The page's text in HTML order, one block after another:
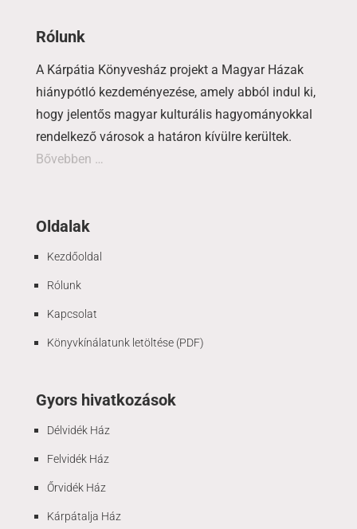
Rólunk
A Kárpátia Könyvesház projekt a Magyar Házak
hiánypótló kezdeményezése, amely abból indul ki,
hogy jelentős magyar kulturális hagyományokkal
rendelkező városok a határon kívülre kerültek.
Bővebben …
Oldalak
Kezdőoldal
Rólunk
Kapcsolat
Könyvkínálatunk letöltése (PDF)
Gyors hivatkozások
Délvidék Ház
Felvidék Ház
Őrvidék Ház
Kárpátalja Ház